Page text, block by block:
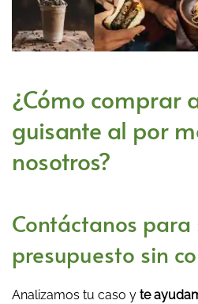
¿Cómo comprar
guisante al por
nosotros?
Contáctanos
presupuesto sin
Analizamos tu caso y te